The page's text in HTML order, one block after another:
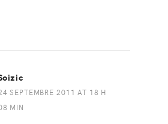
SEPTEMBRE 2011 AT 18 H
MIN